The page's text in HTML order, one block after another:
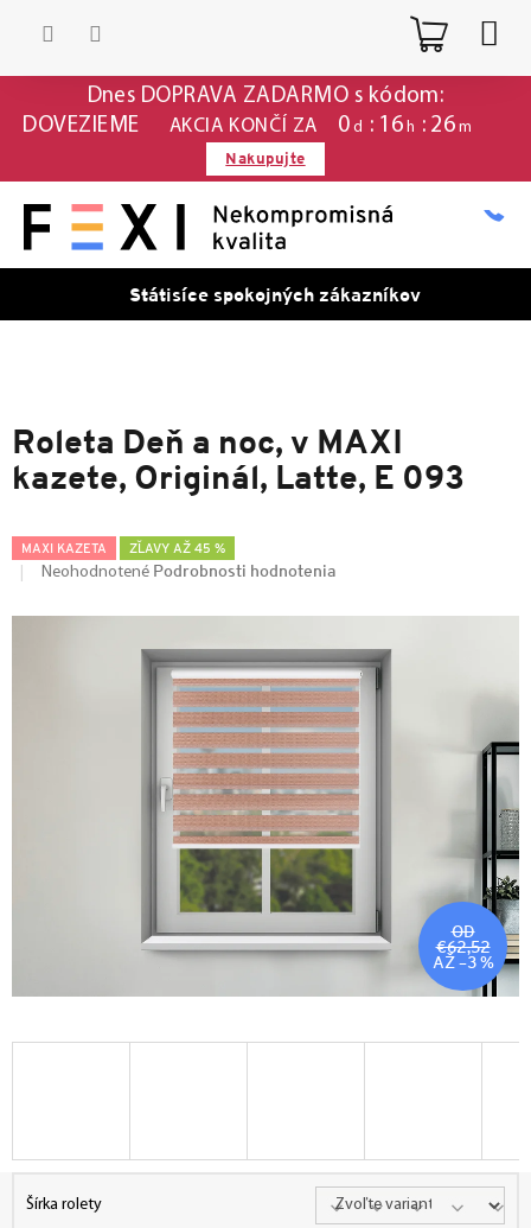
Dnes DOPRAVA ZADARMO s kódom:
DOVEZIEME
AKCIA KONČÍ ZA 0 d : 16 h : 26 m
Nakupujte
Státisíce spokojných zákazníkov
Roleta Deň a noc, v MAXI
kazete, Originál, Latte, E 093
MAXI KAZETA ZĽAVY AŽ 45 %
Neohodnotené Podrobnosti hodnotenia
OD
€62,52
AŽ –3 %
Šírka rolety